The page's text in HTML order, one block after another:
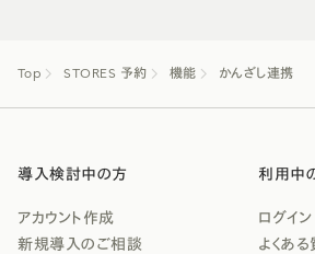
Top STORES 予約 機能 かんざし連携
導入検討中の方
アカウント作成
新規導入のご相談
利用中
ログイン
よくあ